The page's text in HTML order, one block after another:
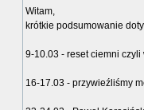
Witam,
krótkie podsumowanie
9-10.03 - reset ciemni
16-17.03 - przywieźliśmy